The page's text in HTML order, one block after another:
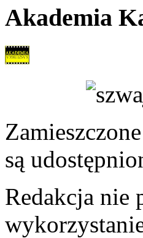
Akademia
są
Redakcja nie